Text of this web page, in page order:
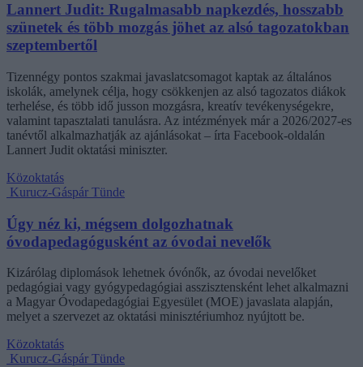
Lannert Judit: Rugalmasabb napkezdés, hosszabb
szünetek és több mozgás jöhet az alsó tagozatokban
szeptembertől
Tizennégy pontos szakmai javaslatcsomagot kaptak az általános
iskolák, amelynek célja, hogy csökkenjen az alsó tagozatos diákok
terhelése, és több idő jusson mozgásra, kreatív tevékenységekre,
valamint tapasztalati tanulásra. Az intézmények már a 2026/2027-es
tanévtől alkalmazhatják az ajánlásokat – írta Facebook-oldalán
Lannert Judit oktatási miniszter.
Közoktatás
Kurucz-Gáspár Tünde
Úgy néz ki, mégsem dolgozhatnak
óvodapedagógusként az óvodai nevelők
Kizárólag diplomások lehetnek óvónők, az óvodai nevelőket
pedagógiai vagy gyógypedagógiai asszisztensként lehet alkalmazni
a Magyar Óvodapedagógiai Egyesület (MOE) javaslata alapján,
melyet a szervezet az oktatási minisztériumhoz nyújtott be.
Közoktatás
Kurucz-Gáspár Tünde